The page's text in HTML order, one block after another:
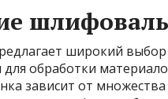
широкий
обработки
зависит от